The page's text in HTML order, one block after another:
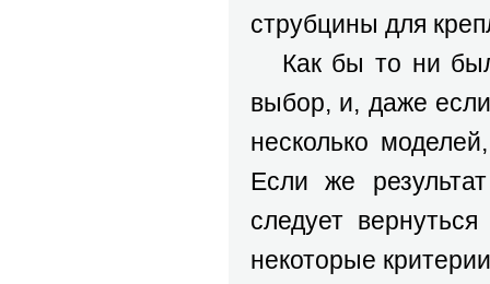
струбцины для
Как бы то ни
выбор, и, даже
несколько
Если же
следует
некоторые